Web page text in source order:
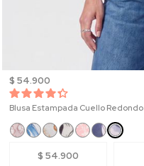
$ 54.900
Blusa Estampada Cuello Redondo
$ 54.900